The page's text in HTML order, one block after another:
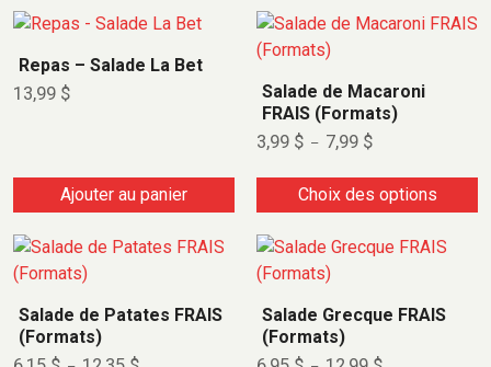
Repas – Salade La Bet
13,99 $
Ajouter au panier
Salade de Macaroni
FRAIS (Formats)
3,99 $ – 7,99 $
Choix des options
Salade de Patates FRAIS
(Formats)
Salade Grecque FRAIS
(Formats)